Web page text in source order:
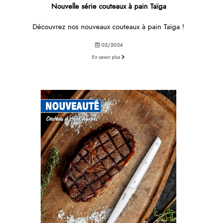
Nouvelle série couteaux à pain Taïga
Découvrez nos nouveaux couteaux à pain Taïga !
02/2024
En savoir plus